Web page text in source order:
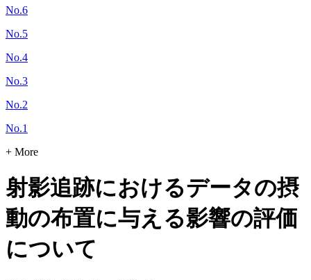
No.6
No.5
No.4
No.3
No.2
No.1
+ More
射影追跡におけるデータの摂
動の布置に与える影響の評価
について